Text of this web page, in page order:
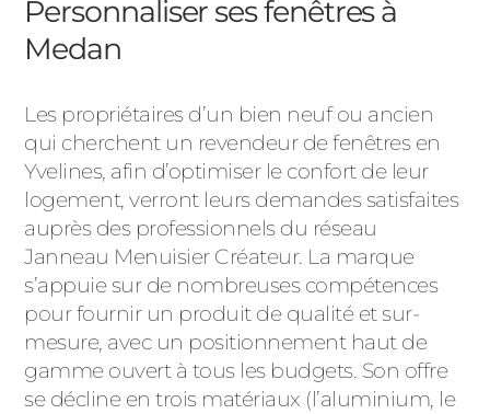
Personnaliser ses fenêtres à
Medan
Les propriétaires d’un bien neuf ou ancien
qui cherchent un revendeur de fenêtres en
Yvelines, afin d’optimiser le confort de leur
logement, verront leurs demandes satisfaites
auprès des professionnels du réseau
Janneau Menuisier Créateur. La marque
s’appuie sur de nombreuses compétences
pour fournir un produit de qualité et sur-
mesure, avec un positionnement haut de
gamme ouvert à tous les budgets. Son offre
se décline en trois matériaux (l’aluminium, le